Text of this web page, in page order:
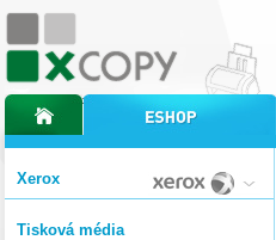
Xerox
Tisková média
úvodní stránka xcopyinternetový obchod xcopy